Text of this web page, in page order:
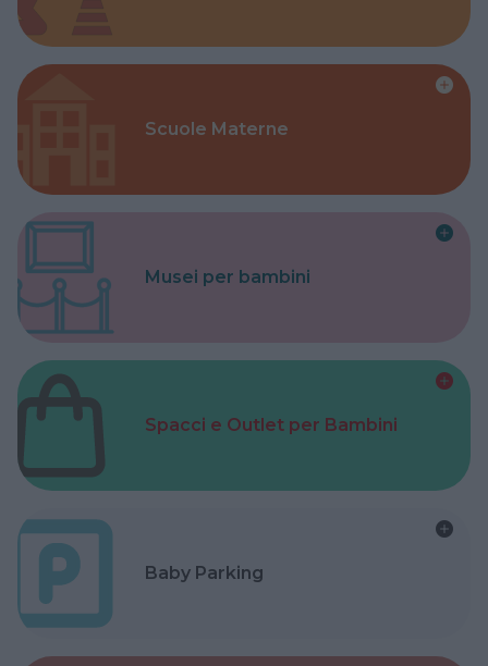
Scuole Materne
Musei per bambini
Spacci e Outlet per Bambini
Baby Parking